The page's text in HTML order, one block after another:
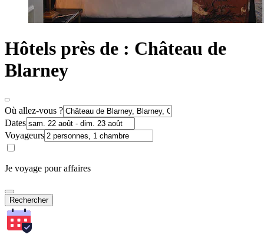
Hôtels près de : Château de
Blarney
Où allez-vous ?
Dates
Voyageurs
Je voyage pour affaires
Rechercher